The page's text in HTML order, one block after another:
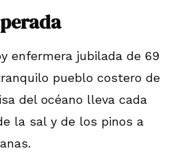
enfermera jubilada de 69
pueblo costero de
del océano lleva cada
la sal y de los pinos a